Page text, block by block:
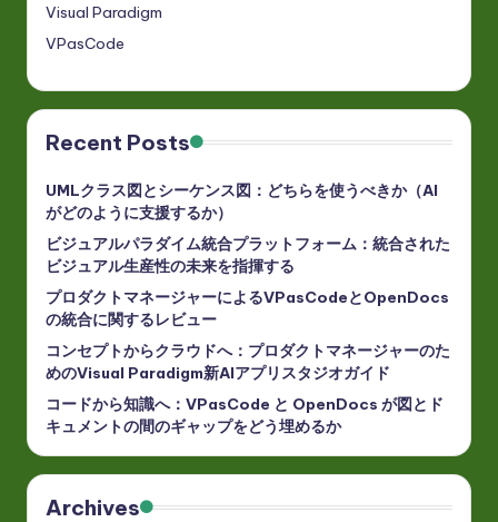
Visual Paradigm
VPasCode
Recent Posts
UMLクラス図とシーケンス図：どちらを使うべきか（AI
がどのように支援するか）
ビジュアルパラダイム統合プラットフォーム：統合された
ビジュアル生産性の未来を指揮する
プロダクトマネージャーによるVPasCodeとOpenDocs
の統合に関するレビュー
コンセプトからクラウドへ：プロダクトマネージャーのた
めのVisual Paradigm新AIアプリスタジオガイド
コードから知識へ：VPasCode と OpenDocs が図とド
キュメントの間のギャップをどう埋めるか
Archives